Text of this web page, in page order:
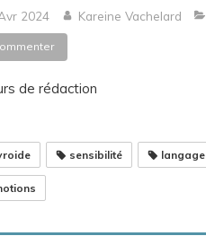
2024 Kareine Vachelard
de rédaction
sensibilité langage